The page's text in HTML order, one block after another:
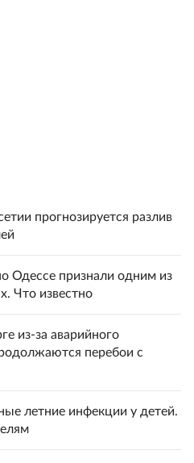
прогнозируется разлив
Одессе признали одним из
Что известно
из-за аварийного
перебои с
летние инфекции у детей.